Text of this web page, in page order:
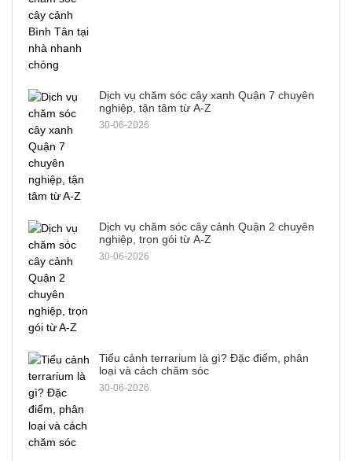
Dịch vụ chăm sóc cây xanh Quận 7 chuyên
nghiệp, tận tâm từ A-Z
30-06-2026
Dịch vụ chăm sóc cây cảnh Quận 2 chuyên
nghiệp, trọn gói từ A-Z
30-06-2026
Tiểu cảnh terrarium là gì? Đặc điểm, phân
loại và cách chăm sóc
30-06-2026